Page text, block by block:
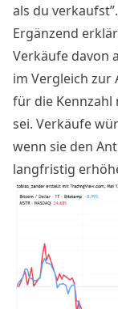
als du verkaufst”.
Ergänzend
Verkäufe davon
im Vergleich zur
für die Kennzahl
sei. Verkäufe
wenn sie den
langfristig